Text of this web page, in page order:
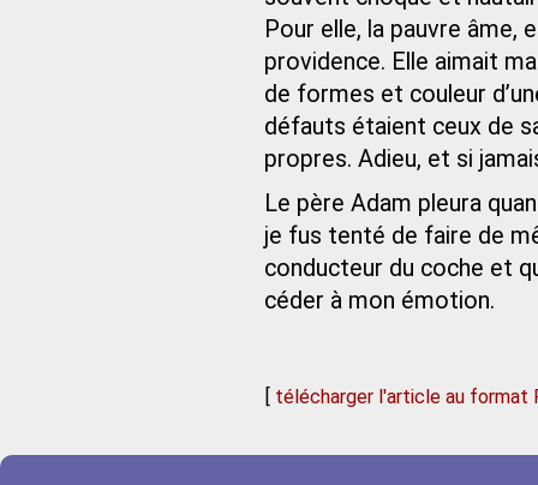
Pour elle, la pauvre âme,
providence. Elle aimait
de formes et couleur
défauts étaient ceux de
propres. Adieu, et si
Le père Adam pleura
je fus tenté de faire de
conducteur du coche et
céder à mon émotion.
[ télécharger l'article au format